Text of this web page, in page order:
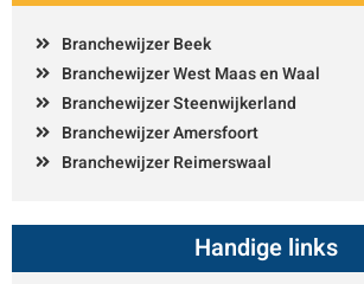
Branchewijzer Beek
Branchewijzer West Maas en Waal
Branchewijzer Steenwijkerland
Branchewijzer Amersfoort
Branchewijzer Reimerswaal
Handige links